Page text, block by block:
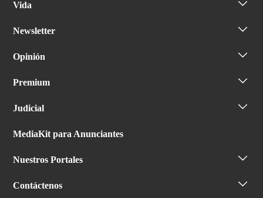
Vida
Newsletter
Opinión
Premium
Judicial
MediaKit para Anunciantes
Nuestros Portales
Contáctenos